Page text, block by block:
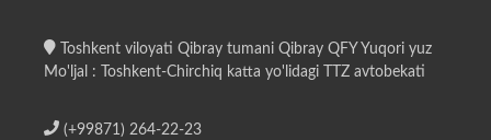
Toshkent viloyati Qibray tumani Qibray QFY Yuqori yuz
Mo'ljal : Toshkent-Chirchiq katta yo'lidagi TTZ avtobekati
(+99871) 264-22-23